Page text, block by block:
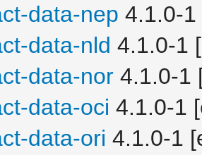
data-nep 4.1.0-
data-nld 4.1.0-1
data-nor4.1.0-1
data-oci 4.1.0-1
data-ori 4.1.0-1